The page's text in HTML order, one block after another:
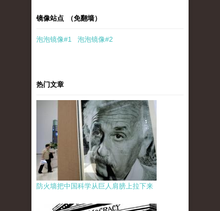
镜像站点 （免翻墙）
泡泡镜像#1 泡泡镜像#2
热门文章
防火墙把中国科学从巨人肩膀上拉下来